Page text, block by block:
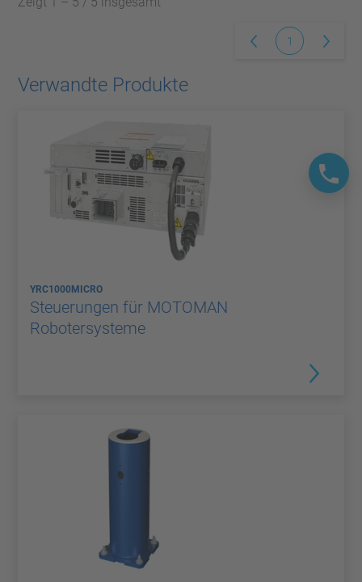
1
Verwandte Produkte
YRC1000MICRO
Steuerungen für MOTOMAN
Robotersysteme